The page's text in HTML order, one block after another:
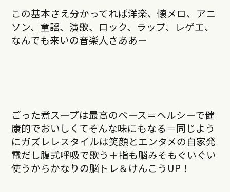
この基本さえ分かってれば洋楽、懐メロ、アニ
ソン、童謡、演歌、ロック、ラップ、レゲエ、
なんでも来いの音楽人さああー
ごった煮スープは最高のベース＝ヘルシーで健
康的でおいしくてそんな味にもなる＝同じよう
にガズレレスタイルは笑顔とエンタメの自家発
電だし腹式呼吸で歌う＋指も脳みそもぐいぐい
使うからかなりの脳トレ＆けんこうUP！